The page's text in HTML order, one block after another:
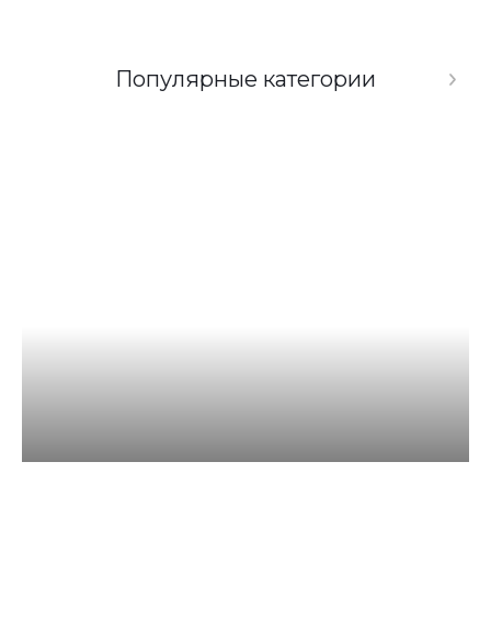
Популярные категории